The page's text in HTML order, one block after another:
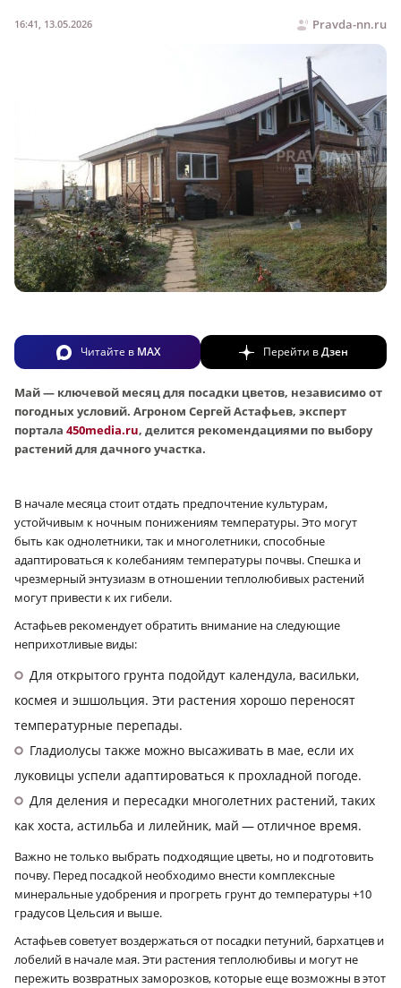
Pravda-nn.ru
16:41, 13.05.2026
Читайте в MAX Перейти вДзен
Май — ключевой месяц для посадки цветов, независимо от
погодных условий. Агроном Сергей Астафьев, эксперт
портала 450media.ru, делится рекомендациями по выбору
растений для дачного участка.
В начале месяца стоит отдать предпочтение культурам,
устойчивым к ночным понижениям температуры. Это могут
быть как однолетники, так и многолетники, способные
адаптироваться к колебаниям температуры почвы. Спешка и
чрезмерный энтузиазм в отношении теплолюбивых растений
могут привести к их гибели.
Астафьев рекомендует обратить внимание на следующие
неприхотливые виды:
Для открытого грунта подойдут календула, васильки,
космея и эшшольция. Эти растения хорошо переносят
температурные перепады.
Гладиолусы также можно высаживать в мае, если их
луковицы успели адаптироваться к прохладной погоде.
Для деления и пересадки многолетних растений, таких
как хоста, астильба и лилейник, май — отличное время.
Важно не только выбрать подходящие цветы, но и подготовить
почву. Перед посадкой необходимо внести комплексные
минеральные удобрения и прогреть грунт до температуры +10
градусов Цельсия и выше.
Астафьев советует воздержаться от посадки петуний, бархатцев и
лобелий в начале мая. Эти растения теплолюбивы и могут не
пережить возвратных заморозков, которые еще возможны в этот